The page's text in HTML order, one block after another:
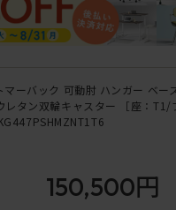
マーバック 可動肘 ハンガー ベー
レタン双輪キャスター ［座：T1/
150,500円